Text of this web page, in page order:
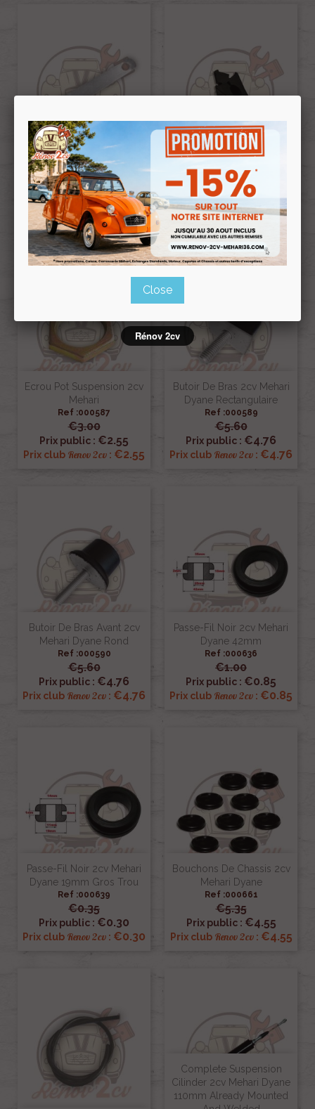
Plaque De Blocage Vis De
Traverse 2cv Mehari
Ref :000475
€2.10
Prix public :€1.79
Prix clubRenov 2cv:€1.79
Rubber Chock Front Wing
2cv Latest Model
Ref :000560
€3.50
Prix public : €2.98
Prix clubRenov 2cv:€2.98
Ecrou Pot Suspension 2cv
Mehari
Ref :000587
€3.00
Prix public : €2.55
Prix club Renov 2cv : €2.55
Butoir De Bras 2cv Mehari
Dyane Rectangulaire
Ref :000589
€5.60
Prix public : €4.76
Prix club Renov 2cv : €4.76
Butoir De Bras Avant 2cv
Mehari Dyane Rond
Ref :000590
€5.60
Prix public : €4.76
Prix club Renov 2cv : €4.76
Passe-Fil Noir 2cv Mehari
Dyane 42mm
Ref :000636
€1.00
Prix public : €0.85
Prix club Renov 2cv : €0.85
Passe-Fil Noir 2cv Mehari
Dyane 19mm Gros Trou
Ref :000639
€0.35
Prix public : €0.30
Prix club Renov 2cv : €0.30
Bouchons De Chassis 2cv
Mehari Dyane
Ref :000661
€5.35
Prix public : €4.55
Prix club Renov 2cv: €4.55
Complete Suspension
Cilinder 2cv Mehari Dyane
110mm Already Mounted
Close
Rénov 2cv